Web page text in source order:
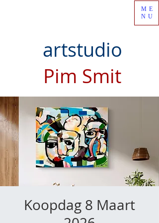
artstudio
Pim Smit
ME
NU
Koopdag 8 Maart